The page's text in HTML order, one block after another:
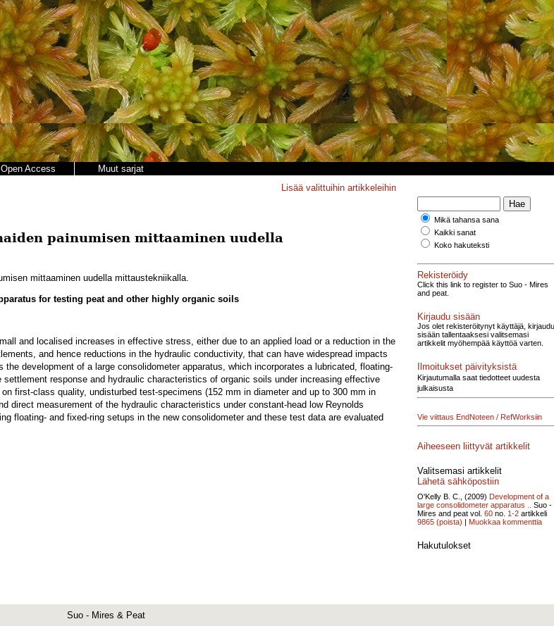
Open Access Muut sarjat
Lisää valittuihin artikkeleihin
painumisen mittaaminen uudella
mittaaminen uudella mittaustekniikalla.
for testing peat and other highly organic soils
and localised increases in effective stress, either due to an applied load or a reduction in the
and hence reductions in the hydraulic conductivity, that can have widespread impacts
development of a large consolidometer apparatus, which incorporates a lubricated, floating-
response and hydraulic characteristics of organic soils under increasing effective
first-class quality, undisturbed test-specimens (152 mm in diameter and up to 300 mm in
direct measurement of the hydraulic characteristics under constant-head low Reynolds
floating- and fixed-ring setups in the new consolidometer and these test data are evaluated
Mikä tahansa sana
Kaikki sanat
Koko hakuteksti
Rekisteröidy
Click this link to register to Suo - Mires
and peat.
Kirjaudu sisään
Jos olet rekisteröitynyt käyttäjä, kirjaudu
sisään tallentaaksesi valitsemasi
artikkelit myöhempää käyttöä varten.
Ilmoitukset päivityksistä
Kirjautumalla saat tiedotteet uudesta
julkaisusta
Vie viittaus EndNoteen / RefWorksiin
Aiheeseen liittyvät artikkelit
Valitsemasi artikkelit
Lähetä sähköpostiin
O'Kelly B. C., (2009) Development of a
large consolidometer apparatus ..
Suo -
Mires and peat vol. 60 no. 1-2 artikkeli
9865 (poista) | Muokkaa kommenttia
Hakutulokset
Suo - Mires & Peat